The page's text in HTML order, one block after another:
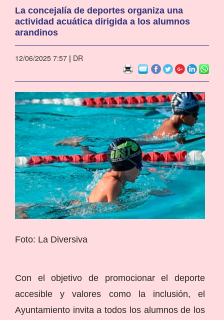
La concejalía de deportes organiza una
actividad acuática dirigida a los alumnos
arandinos
12/06/2025 7:57 | DR
Foto: La Diversiva
Con el objetivo de promocionar el deporte
accesible y valores como la inclusión, el
Ayuntamiento invita a todos los alumnos de los